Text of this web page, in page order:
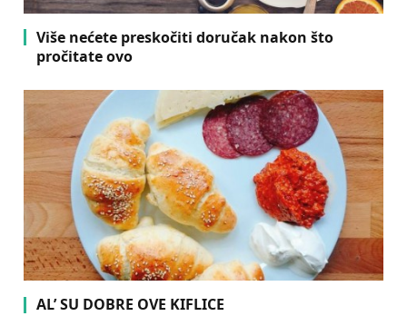
Više nećete preskočiti doručak nakon što
pročitate ovo
AL’ SU DOBRE OVE KIFLICE